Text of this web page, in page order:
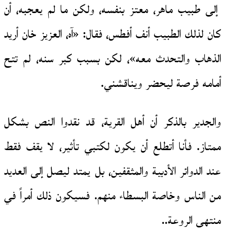
إلى طبيب ماهر، معتز بنفسه، ولكن ما لم يعجبه، أن
كان لذلك الطبيب أنف أفطس، فقال: «آه، العزيز خان أريد
الذهاب والتحدث معه»، لكن بسبب كبر سنه، لم تتح
أمامه فرصة ليحضر ويناقشني.
والجدير بالذكر أن أهل القرية، قد نقدوا النص بشكل
ممتاز. فأنا أتطلع أن يكون لكتبي تأثير، لا يقف فقط
عند الدوائر الأدبية والمثقفين، بل يمتد ليصل إلى العديد
من الناس وخاصة البسطاء منهم. فسيكون ذلك أمراً في
منتهى الروعة..